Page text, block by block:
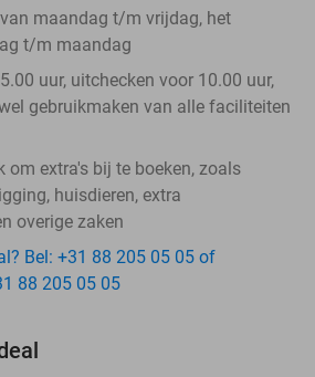
maandag t/m vrijdag, het
t/m maandag
uur, uitchecken voor 10.00 uur,
gebruikmaken van alle faciliteiten
om extra's bij te boeken, zoals
huisdieren, extra
overige zaken
Bel: +31 88 205 05 05 of
88 205 05 05